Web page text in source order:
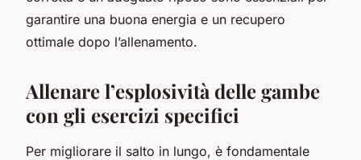
garantire una buona energia e un recupero
ottimale dopo l’allenamento.
Allenare l’esplosività delle gambe
con gli esercizi specifici
Per migliorare il salto in lungo, è fondamentale